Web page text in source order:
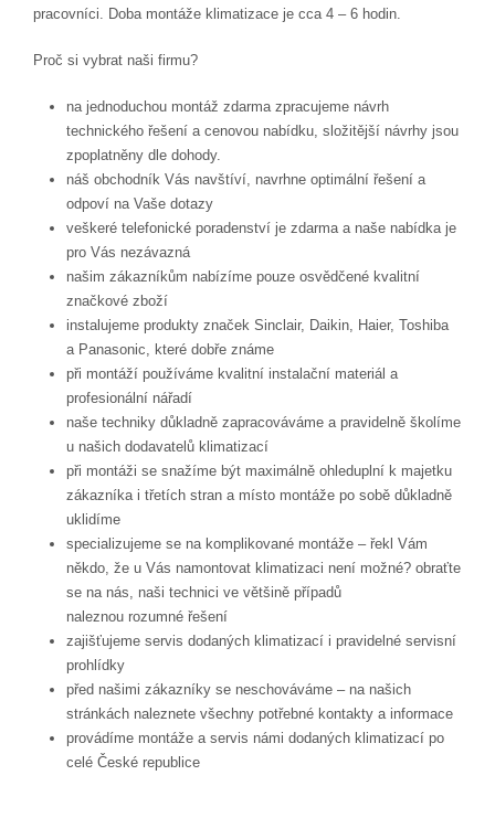
pracovníci. Doba montáže klimatizace je cca 4 – 6 hodin.
Proč si vybrat naši firmu?
na jednoduchou montáž zdarma zpracujeme návrh
technického řešení a cenovou nabídku, složitější návrhy jsou
zpoplatněny dle dohody.
náš obchodník Vás navštíví, navrhne optimální řešení a
odpoví na Vaše dotazy
veškeré telefonické poradenství je zdarma a naše nabídka je
pro Vás nezávazná
našim zákazníkům nabízíme pouze osvědčené kvalitní
značkové zboží
instalujeme produkty značek Sinclair, Daikin, Haier, Toshiba
a Panasonic, které dobře známe
při montáží používáme kvalitní instalační materiál a
profesionální nářadí
naše techniky důkladně zapracováváme a pravidelně školíme
u našich dodavatelů klimatizací
při montáži se snažíme být maximálně ohleduplní k majetku
zákazníka i třetích stran a místo montáže po sobě důkladně
uklidíme
specializujeme se na komplikované montáže – řekl Vám
někdo, že u Vás namontovat klimatizaci není možné? obraťte
se na nás, naši technici ve většině případů
naleznou rozumné řešení
zajišťujeme servis dodaných klimatizací i pravidelné servisní
prohlídky
před našimi zákazníky se neschováváme – na našich
stránkách naleznete všechny potřebné kontakty a informace
provádíme montáže a servis námi dodaných klimatizací po
celé České republice